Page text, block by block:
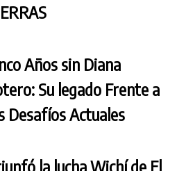
Años sin Diana
Su legado Frente a
Desafíos Actuales
la lucha Wichí de El